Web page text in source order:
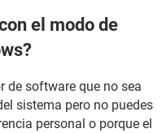
el modo de
de software que no sea
sistema pero no puedes
personal o porque el